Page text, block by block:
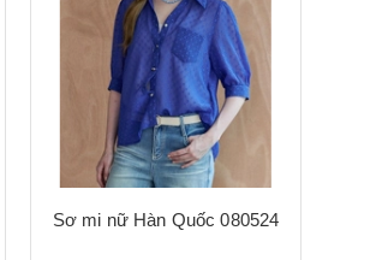
Sơ mi nữ Hàn Quốc 080524